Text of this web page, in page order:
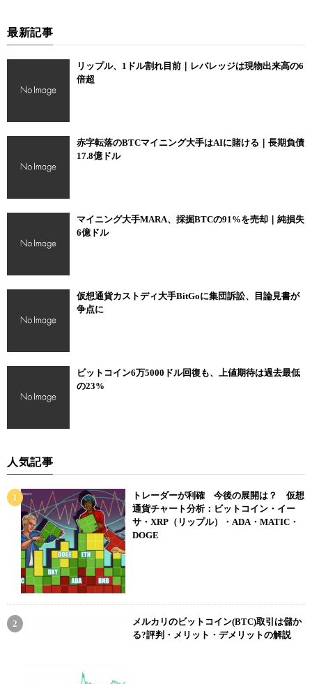
最新記事
リップル、1ドル割れ目前｜レバレッジは現物出来高の6
倍超
赤字転落のBTCマイニング大手はAIに賭ける｜長期負債
17.8億ドル
マイニング大手MARA、採掘BTCの91%を売却｜純損失
6億ドル
仮想通貨カストディ大手BitGoに集団訴訟、目論見書が
争点に
ビットコイン6万5000ドル回復も、上値期待は過去最低
の23%
人気記事
トレーダーが利確 今後の展開は？ 仮想
通貨チャート分析：ビットコイン・イー
サ・XRP（リップル）・ADA・MATIC・
DOGE
メルカリのビットコイン(BTC)取引は儲か
る?評判・メリット・デメリットの解説